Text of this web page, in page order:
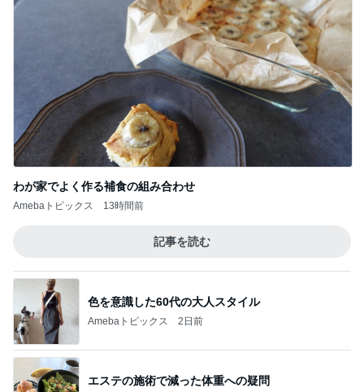
わが家でよく作る補食の組み合わせ
Amebaトピックス 13時間前
記事を読む
色を意識した60代の大人スタイル
Amebaトピックス 2日前
エステの施術で減った体重への疑問